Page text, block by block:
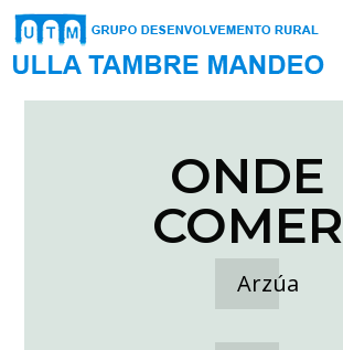
ONDE
COMER
Arzúa